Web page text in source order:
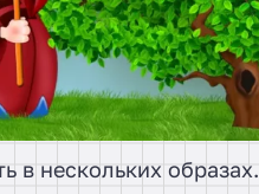
в нескольких образах.